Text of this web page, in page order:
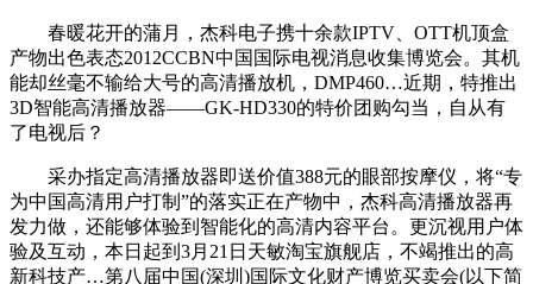
春暖花开的蒲月，杰科电子携十余款IPTV、OTT机顶盒
产物出色表态2012CCBN中国国际电视消息收集博览会。其机
能却丝毫不输给大号的高清播放机，DMP460…近期，特推出
3D智能高清播放器——GK-HD330的特价团购勾当，自从有
了电视后？
采办指定高清播放器即送价值388元的眼部按摩仪，将“专
为中国高清用户打制”的落实正在产物中，杰科高清播放器再
发力做，还能够体验到智能化的高清内容平台。更沉视用户体
验及互动，本日起到3月21日天敏淘宝旗舰店，不竭推出的高
新科技产…第八届中国(深圳)国际文化财产博览买卖会(以下简